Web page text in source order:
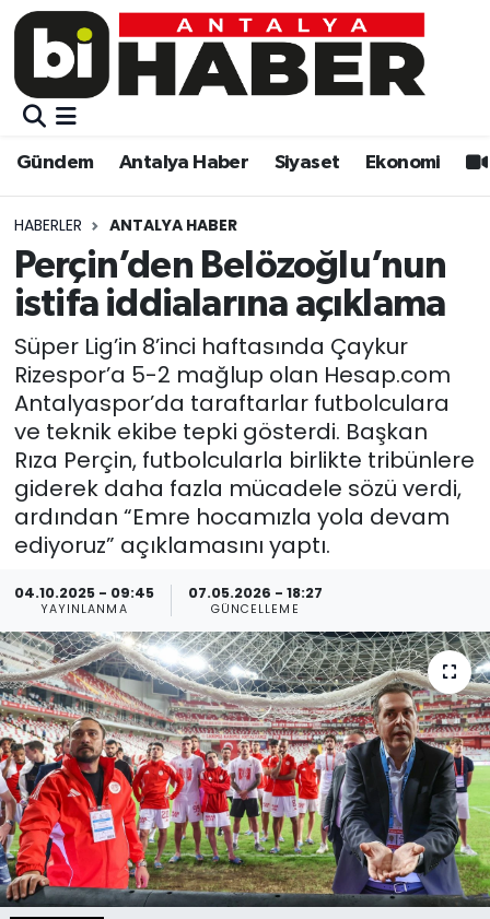
Gündem Antalya Haber Siyaset Ekonomi
HABERLER ANTALYA HABER
Perçin’den Belözoğlu’nun
istifa iddialarına açıklama
Süper Lig’in 8’inci haftasında Çaykur
Rizespor’a 5-2 mağlup olan Hesap.com
Antalyaspor’da taraftarlar futbolculara
ve teknik ekibe tepki gösterdi. Başkan
Rıza Perçin, futbolcularla birlikte tribünlere
giderek daha fazla mücadele sözü verdi,
ardından “Emre hocamızla yola devam
ediyoruz” açıklamasını yaptı.
04.10.2025 - 09:45
YAYINLANMA
07.05.2026 - 18:27
GÜNCELLEME
Gündem
Siyaset
Ekonomi
Video
Eğitim
Kültür-sanat
Sağlık
Spor
Teknoloji
Resmi İlanlar
Gündem
Siyaset
Eğitim
Ekonomi
Kültür-sanat
Sağlık
Spor
Teknoloji
Yaşam
Künye
Gizlilik Sözleşmesi
İletişim
Muratpaşa Nöbetçi Eczaneler
Muratpaşa Trafik Yoğunluk Haritası
Süper Lig Puan Durumu ve Fikstür
Tüm Manşetler
Son Dakika Haberleri
Haber Arşivi